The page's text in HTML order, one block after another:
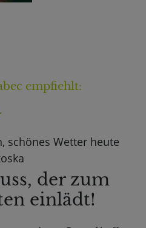
empfiehlt:
schönes Wetter heute
der zum
einlädt!